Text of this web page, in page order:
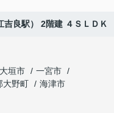
良駅） 2階建 ４ＳＬＤＫ
大垣市
一宮市
大野町
海津市